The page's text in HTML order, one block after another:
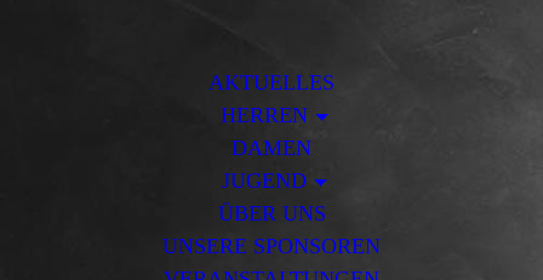
AKTUELLES
HERREN
DAMEN
JUGEND
ÜBER UNS
UNSERE SPONSOREN